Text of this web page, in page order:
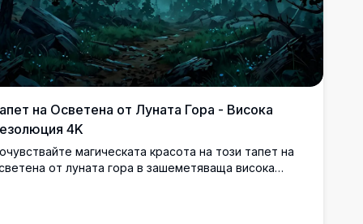
на Осветена от Луната Гора - Висока
4K
магическата красота на този тапет на
от луната гора в зашеметяваща висока